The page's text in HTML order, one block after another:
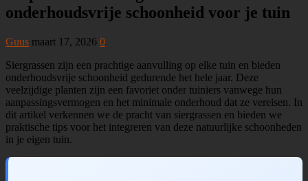
onderhoudsvrije schoonheid voor je tuin
Guus maart 17, 2026 0
Siergrassen zijn een prachtige aanvulling op elke tuin en bieden
onderhoudsvrije schoonheid gedurende het hele jaar. Deze
veelzijdige planten zijn een favoriet onder tuiniers vanwege hun
aanpassingsvermogen en het minimale onderhoud dat ze vereisen. In
dit artikel verkennen we de pracht van siergrassen en bieden we
praktische tips voor het integreren van deze natuurlijke schoonheden
in je eigen tuin.